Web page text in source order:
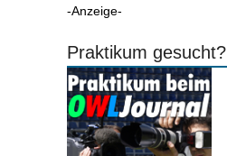
-Anzeige-
Praktikum gesucht?